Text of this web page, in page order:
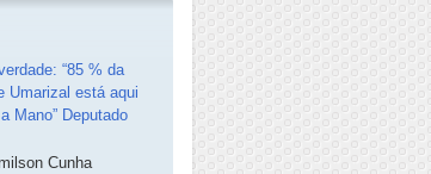
“85 % da
Umarizal está aqui
Mano” Deputado
Cunha